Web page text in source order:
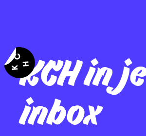
KCH in je
inbox